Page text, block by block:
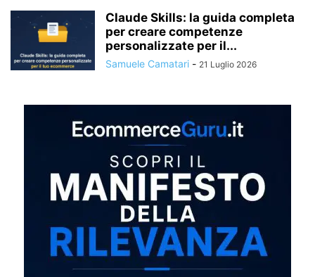
Claude Skills: la guida completa
per creare competenze
personalizzate per il...
Samuele Camatari - 21 Luglio 2026